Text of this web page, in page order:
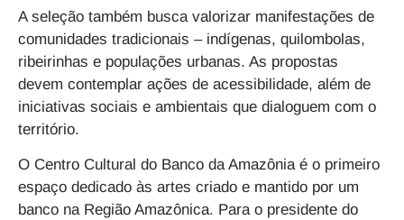
Aseleção também busca valorizar manifestações de
comunidades tradicionais – indígenas, quilombolas,
ribeirinhas e populações urbanas. As propostas
devem contemplar ações de acessibilidade, além de
iniciativas sociais e ambientais que dialoguem com o
território.
O Centro Cultural do Banco da Amazônia é o primeiro
espaço dedicado às artes criado e mantido por um
banco na Região Amazônica. Para o presidente do